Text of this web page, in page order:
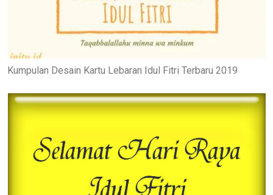
Kumpulan Desain Kartu Lebaran Idul Fitri Terbaru 2019